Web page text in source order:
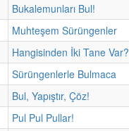
Bukalemunları Bul!
Muhteşem Sürüngenler
Hangisinden İki Tane Var?
Sürüngenlerle Bulmaca
Bul, Yapıştır, Çöz!
Pul Pul Pullar!